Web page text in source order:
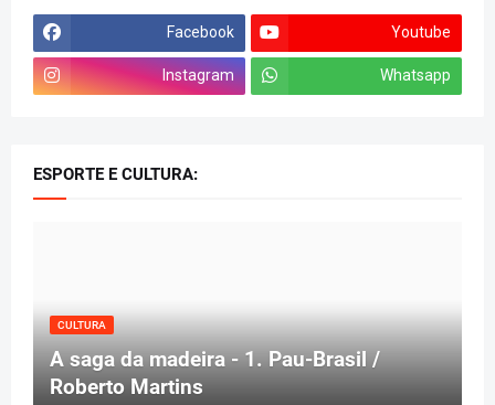
Facebook Youtube
Instagram Whatsapp
ESPORTE E CULTURA:
CULTURA
A saga da madeira - 1. Pau-Brasil /
Roberto Martins